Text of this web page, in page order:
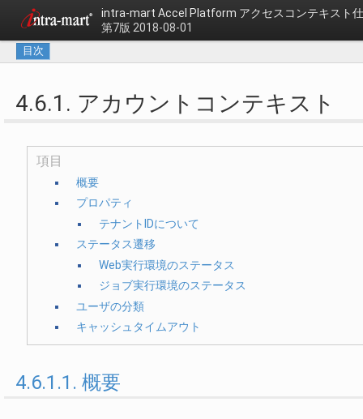
intra-mart Accel Platform アクセスコンテキスト
第7版 2018-08-01
目次
4.6.1. アカウントコンテキスト
項目
概要
プロパティ
テナントIDについて
ステータス遷移
Web実行環境のステータス
ジョブ実行環境のステータス
ユーザの分類
キャッシュタイムアウト
4.6.1.1. 概要